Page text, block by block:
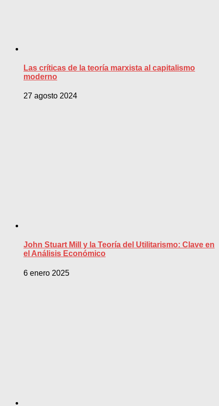
Las críticas de la teoría marxista al capitalismo
moderno
27 agosto 2024
John Stuart Mill y la Teoría del Utilitarismo: Clave en
el Análisis Económico
6 enero 2025